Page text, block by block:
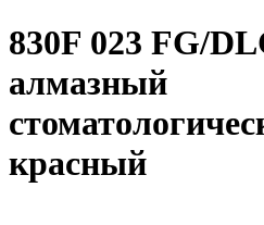
830F 023 FG/
алмазный
красный